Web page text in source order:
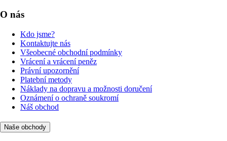
O nás
Kdo jsme?
Kontaktujte nás
Všeobecné obchodní podmínky
Vrácení a vrácení peněz
Právní upozornění
Platební metody
Náklady na dopravu a možnosti doručení
Oznámení o ochraně soukromí
Náš obchod
Naše obchody